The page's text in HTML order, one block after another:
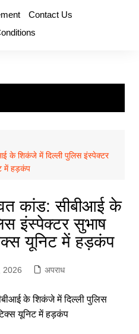
Contact Us
के शिकंजे में दिल्ली पुलिस इंस्पेक्टर
में हड़कंप
कांड: सीबीआई के
इंस्पेक्टर सुभाष
यूनिट में हड़कंप
2026 अपराध